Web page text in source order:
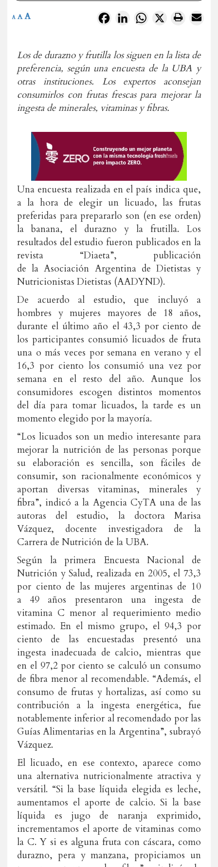
FacebookLinkedInWhatsApp
X
A A A
Los de durazno y frutilla los siguen en la lista de
preferencia, según una encuesta de la UBA y
otras instituciones. Los expertos aconsejan
consumirlos con frutas frescas para mejorar la
ingesta de minerales, vitaminas y fibras.
Una encuesta realizada en el país indica que,
a la hora de elegir un licuado, las frutas
preferidas para prepararlo son (en ese orden)
la banana, el durazno y la frutilla. Los
resultados del estudio fueron publicados en la
revista “Diaeta”, publicación
de la Asociación Argentina de Dietistas y
Nutricionistas Dietistas (AADYND).
De acuerdo al estudio, que incluyó a
hombres y mujeres mayores de 18 años,
durante el último año el 43,3 por ciento de
los participantes consumió licuados de fruta
una o más veces por semana en verano y el
16,3 por ciento los consumió una vez por
semana en el resto del año. Aunque los
consumidores escogen distintos momentos
del día para tomar licuados, la tarde es un
momento elegido por la mayoría.
“Los licuados son un medio interesante para
mejorar la nutrición de las personas porque
su elaboración es sencilla, son fáciles de
consumir, son racionalmente económicos y
aportan diversas vitaminas, minerales y
fibra”, indicó a la Agencia CyTA una de las
autoras del estudio, la doctora Marisa
Vázquez, docente investigadora
de la
Carrera de Nutrición de la UBA.
Según la primera Encuesta Nacional de
Nutrición y Salud, realizada en 2005, el 73,3
por ciento de las mujeres argentinas de 10
a 49 años presentaron una ingesta de
vitamina C menor al requerimiento medio
estimado. En el mismo grupo, el 94,3 por
ciento de las encuestadas presentó una
ingesta inadecuada de calcio, mientras que
en el 97,2 por ciento se calculó un consumo
de fibra menor al recomendable. “Además, el
consumo de frutas y hortalizas, así como su
contribución a la ingesta energética, fue
notablemente inferior al recomendado por las
Guías Alimentarias en la Argentina”, subrayó
Vázquez.
El licuado, en ese contexto, aparece como
una alternativa nutricionalmente atractiva y
versátil. “Si la base líquida elegida es leche,
aumentamos el aporte de calcio. Si la base
líquida es jugo de naranja exprimido,
incrementamos el aporte de vitaminas como
la C. Y si es alguna fruta con cáscara, como
durazno, pera y manzana, propiciamos un